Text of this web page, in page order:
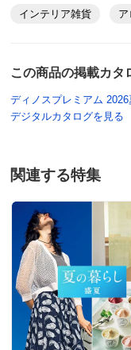
インテリア雑貨
この商品の掲載カタ
ディノスプレミアム 2026
デジタルカタログを見る
関連する特集